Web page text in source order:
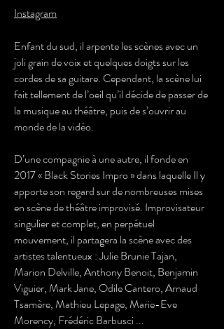
Instagram
Enfant du sud, il arpente les scènes avec un
joli grain de voix et quelques doigts sur les
cordes de sa guitare. Cependant, la scène lui
fait tellement de l’oeil qu’il décide de passer de
la musique au théâtre, puis de s’ouvrir au
monde de la vidéo.
D’une compagnie à une autre, il fonde en
2017 « Black Stories Impro » dans laquelle Il y
apporte son regard sur de nombreuses mises
en scène de théâtre improvisé. Improvisateur
singulier et complet, en perpétuel
mouvement, il partagera la scène avec des
artistes talentueux : Julie Brunie Tajan,
Marion Delville, Anthony Benoit, Benjamin
Viguier, Mark Jane, Odile Cantero, Arnaud
Tsamère, Mathieu Lepage, Marie-Eve
Morency, Frédéric Barbusci ...